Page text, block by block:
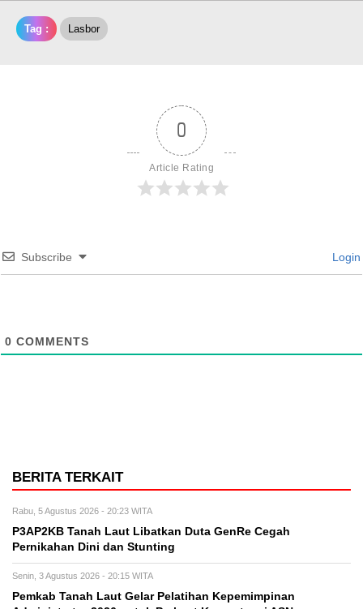
Tag : Lasbor
0
Article Rating
Subscribe Login
0 COMMENTS
BERITA TERKAIT
Rabu, 5 Agustus 2026 - 20:23 WITA
P3AP2KB Tanah Laut Libatkan Duta GenRe Cegah
Pernikahan Dini dan Stunting
Senin, 3 Agustus 2026 - 20:15 WITA
Pemkab Tanah Laut Gelar Pelatihan Kepemimpinan